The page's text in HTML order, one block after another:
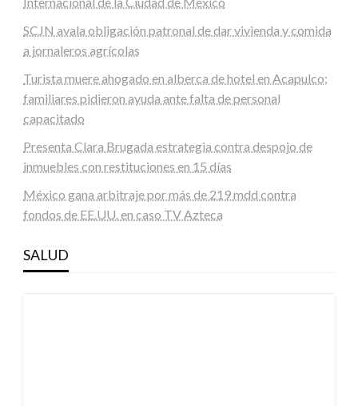
SCJN avala obligación patronal de dar vivienda y comida
a jornaleros agrícolas
Turista muere ahogado en alberca de hotel en Acapulco;
familiares pidieron ayuda ante falta de personal
capacitado
Presenta Clara Brugada estrategia contra despojo de
inmuebles con restituciones en 15 días
México gana arbitraje por más de 219 mdd contra
fondos de EE.UU. en caso TV Azteca
SALUD